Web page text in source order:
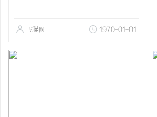
飞猫网 1970-01-01